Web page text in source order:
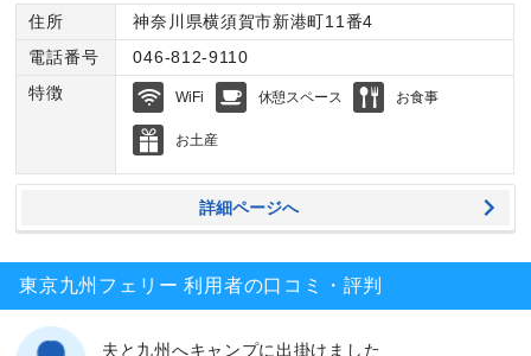
住所
神奈川県横須賀市新港町11番4
電話番号
046-812-9110
特徴
WiFi 休憩スペース お食事
お土産
詳細ページへ
東京九州フェリー 利用者の口コミ・評判
夫と九州へキャンプに出掛けました